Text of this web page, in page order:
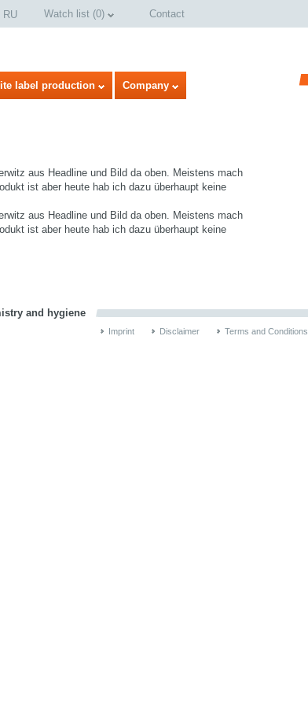
RU Watch list (0) Contact
label production Company
aus Headline und Bild da oben. Meistens mach
ist aber heute hab ich dazu überhaupt keine
aus Headline und Bild da oben. Meistens mach
ist aber heute hab ich dazu überhaupt keine
and hygiene
Imprint Disclaimer Terms and Conditions